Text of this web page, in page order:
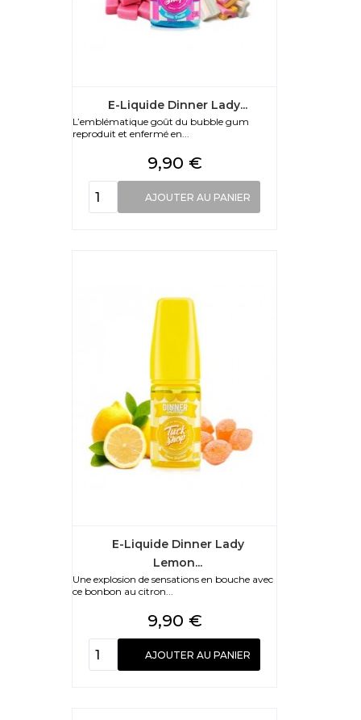
E-Liquide Dinner Lady...
L’emblématique goût du bubble gum
reproduit et enfermé en...
Prix
9,90 €
AJOUTER AU PANIER
E-Liquide Dinner Lady
Lemon...
Une explosion de sensations en bouche avec
ce bonbon au citron...
Prix
9,90 €
AJOUTER AU PANIER